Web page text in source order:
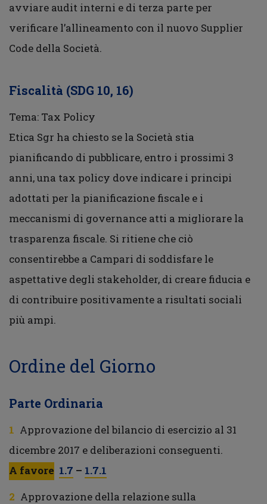
avviare audit interni e di terza parte per
verificare l’allineamento con il nuovo Supplier
Code della Società.
Fiscalità (SDG 10, 16)
Tema: Tax Policy
Etica Sgr ha chiesto se la Società stia
pianificando di pubblicare, entro i prossimi 3
anni, una tax policy dove indicare i principi
adottati per la pianificazione fiscale e i
meccanismi di governance atti a migliorare la
trasparenza fiscale. Si ritiene che ciò
consentirebbe a Campari di soddisfare le
aspettative degli stakeholder, di creare fiducia e
di contribuire positivamente a risultati sociali
più ampi.
Ordine del Giorno
Parte Ordinaria
Approvazione del bilancio di esercizio al 31
dicembre 2017 e deliberazioni conseguenti.
A favore 1.7 – 1.7.1
Approvazione della relazione sulla